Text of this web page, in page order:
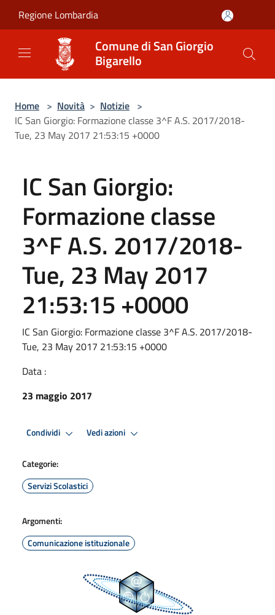
Regione Lombardia
Comune di San Giorgio
Bigarello
Home > Novità > Notizie >
IC San Giorgio: Formazione classe 3^F A.S. 2017/2018-
Tue, 23 May 2017 21:53:15 +0000
IC San Giorgio:
Formazione classe
3^F A.S. 2017/2018-
Tue, 23 May 2017
21:53:15 +0000
IC San Giorgio: Formazione classe 3^F A.S. 2017/2018-
Tue, 23 May 2017 21:53:15 +0000
Data :
23 maggio 2017
Condividi Vedi azioni
Categorie:
Servizi Scolastici
Argomenti:
Comunicazione istituzionale